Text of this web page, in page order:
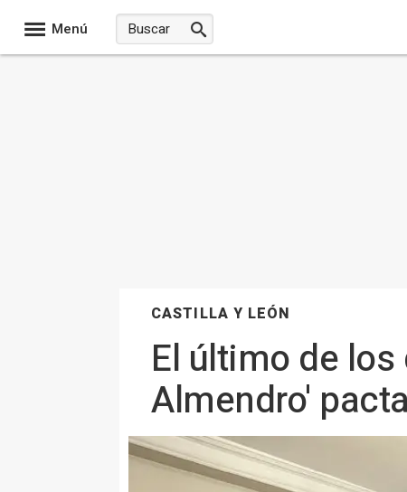
Menú
CASTILLA Y LEÓN
El último de
Almendro'